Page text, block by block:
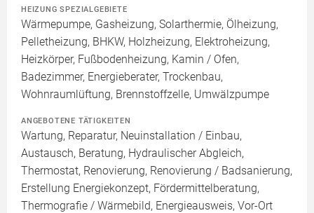
HEIZUNG SPEZIALGEBIETE
Wärmepumpe, Gasheizung, Solarthermie, Ölheizung,
Pelletheizung, BHKW, Holzheizung, Elektroheizung,
Heizkörper, Fußbodenheizung, Kamin / Ofen,
Badezimmer, Energieberater, Trockenbau,
Wohnraumlüftung, Brennstoffzelle, Umwälzpumpe
ANGEBOTENE TÄTIGKEITEN
Wartung, Reparatur, Neuinstallation / Einbau,
Austausch, Beratung, Hydraulischer Abgleich,
Thermostat, Renovierung, Renovierung / Badsanierung,
Erstellung Energiekonzept, Fördermittelberatung,
Thermografie / Wärmebild, Energieausweis, Vor-Ort